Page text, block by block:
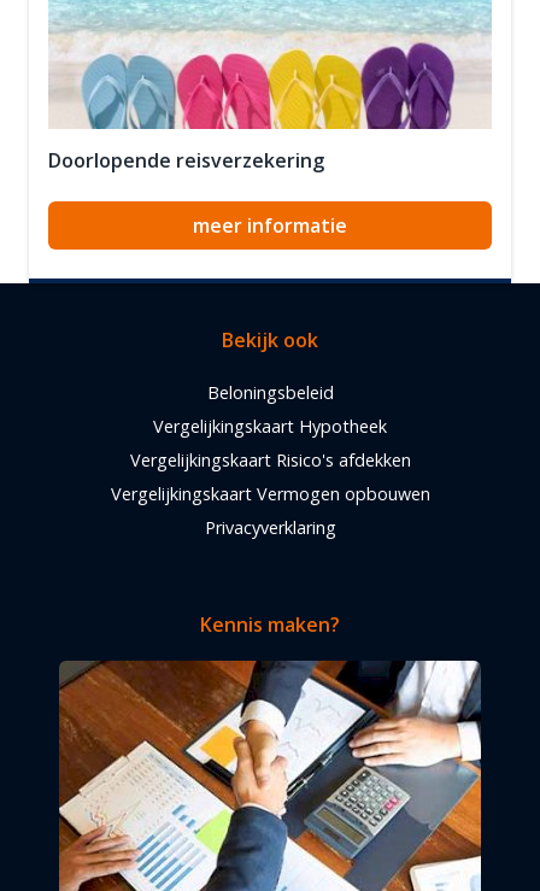
Doorlopende reisverzekering
meer informatie
Bekijk ook
Beloningsbeleid
Vergelijkingskaart Hypotheek
Vergelijkingskaart Risico's afdekken
Vergelijkingskaart Vermogen opbouwen
Privacyverklaring
Kennis maken?